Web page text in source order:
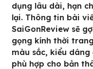
dụng lâu dài, hạn
lại. Thông tin bài
SaiGonReview sẽ
gọng kính thời
màu sắc, kiểu dáng
phù hợp cho bản